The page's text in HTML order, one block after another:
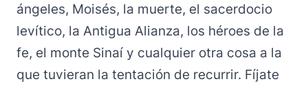
ángeles, Moisés, la muerte, el sacerdocio
levítico, la Antigua Alianza, los héroes de la
fe, el monte Sinaí y cualquier otra cosa a la
que tuvieran la tentación de recurrir. Fíjate